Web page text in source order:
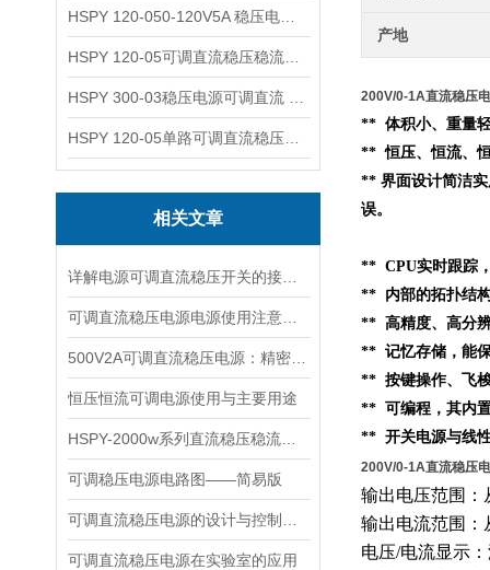
相关文章
恒压恒流可调电源使用与主要用途
可调稳压电源电路图——简易版
可调直流稳压电源在实验室的应用
产地
200V/0-1A直流稳压
** 体积小、重量轻
** 恒压、恒流、
** 界面设计简洁
误。
** CPU实时跟踪
** 内部的拓扑结
** 高精度、高分
** 记忆存储，能
** 按键操作、飞
** 可编程，其内
** 开关电源与线
200V/0-1A直流稳压
输出电压范围：
输出电流范围：
电压/电流显示